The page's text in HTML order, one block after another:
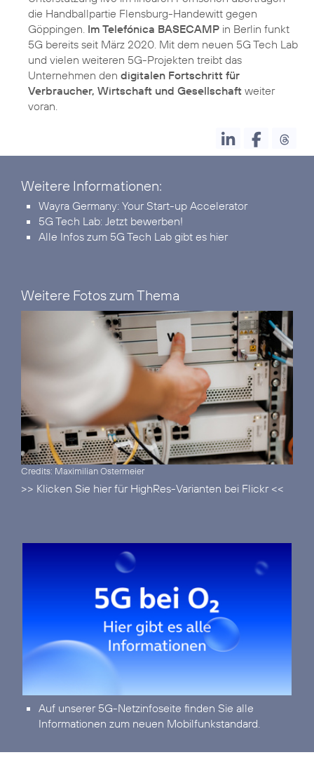
die Handballpartie Flensburg-Handewitt gegen
Göppingen. Im Telefónica BASECAMP in Berlin funkt
5G bereits seit März 2020. Mit dem neuen 5G Tech Lab
und vielen weiteren 5G-Projekten treibt das
Unternehmen den digitalen Fortschritt für
Verbraucher, Wirtschaft und Gesellschaft weiter
voran.
Weitere Informationen:
Wayra Germany: Your Start-up Accelerator
5G Tech Lab: Jetzt bewerben!
Alle Infos zum 5G Tech Lab gibt es hier
Weitere Fotos zum Thema
Credits: Maximilian Ostermeier
>> Klicken Sie hier für HighRes-Varianten bei Flickr <<
Auf unserer 5G-Netzinfoseite finden Sie alle
Informationen zum neuen Mobilfunkstandard.